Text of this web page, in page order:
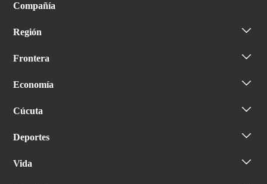
Compañía
Región
Frontera
Economía
Cúcuta
Deportes
Vida